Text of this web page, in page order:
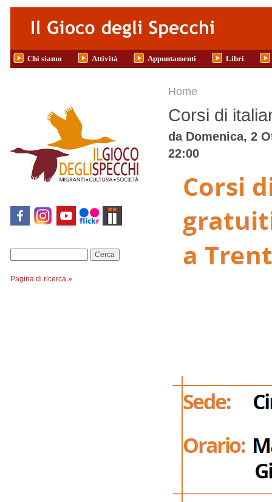
Salta al contenuto principale
Chi siamo Attività Appuntamenti Libri
Pagina di ricerca »
Tu sei qui
Home
Corsi di
da Domenica, 2
22:00